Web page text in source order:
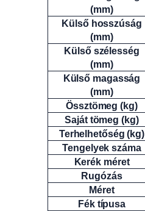
(mm)
Külső hosszúság
(mm)
Külső szélesség
(mm)
Külső magasság
(mm)
Össztömeg (kg)
Saját tömeg (kg)
Terhelhetőség (kg)
Tengelyek száma
Kerék méret
Rugózás
Méret
Fék típusa